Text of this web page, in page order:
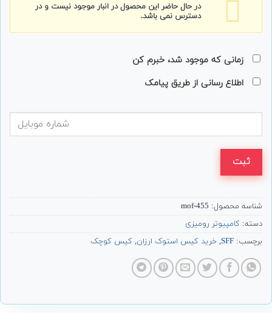
در حال حاضر این محصول در انبار موجود نیست و در
دسترس نمی باشد.
زمانی که موجود شد، خبرم کن
اطلاع رسانی از طریق پیامک
ثبت
شناسه محصول: 455-mof
دسته: کامپیوتر رومیزی
برچسب: SFF
, خرید کیس استوک ارزان, کیس کوچک